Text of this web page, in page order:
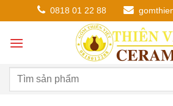
đến
nội
0818 01 22 88